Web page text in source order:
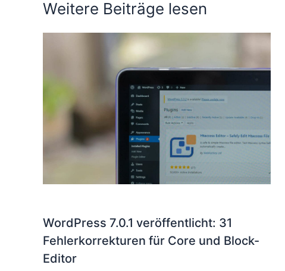
Weitere Beiträge lesen
WordPress 7.0.1 veröffentlicht: 31
Fehlerkorrekturen für Core und Block-
Editor